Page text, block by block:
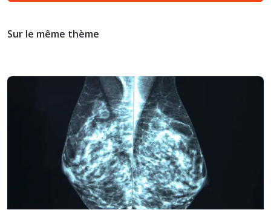
Sur le même thème